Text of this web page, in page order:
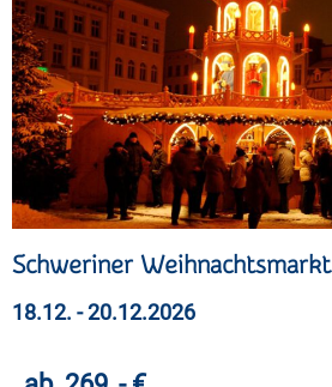
Schweriner Weihnachtsmarkt
18.12. - 20.12.2026